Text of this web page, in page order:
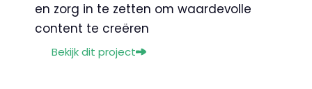
en zorg in te zetten om waardevolle
content te creëren
Bekijk dit project